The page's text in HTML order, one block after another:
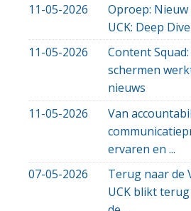
11-05-2026
Oproep:
UCK: Deep
11-05-2026
Content
schermen
nieuws
11-05-2026
Van
ervaren en ...
07-05-2026
Terug naar de
UCK blikt